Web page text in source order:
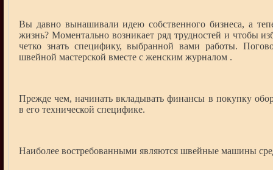
Вы давно вынашивали идею собственного бизнеса, а
жизнь? Моментально возникает ряд трудностей и чтобы
четко знать специфику, выбранной вами работы.
швейной мастерской вместе с женским журналом .
Прежде чем, начинать вкладывать финансы в покупку
в его технической специфике.
Наиболее востребованными являются швейные машины